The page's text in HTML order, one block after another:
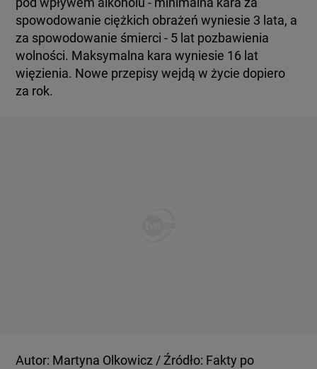
spowodowanie ciężkich obrażeń wyniesie 3 lata, a
za spowodowanie śmierci - 5 lat pozbawienia
wolności. Maksymalna kara wyniesie 16 lat
więzienia. Nowe przepisy wejdą w życie dopiero
za rok.
Autor: Martyna Olkowicz / Źródło: Fakty po